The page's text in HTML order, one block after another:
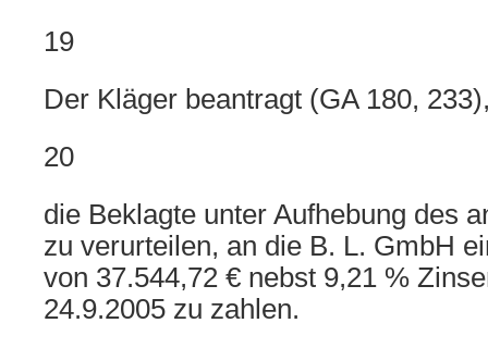
19
Der Kläger beantragt (GA 180,
20
die Beklagte unter Aufhebung des
zu verurteilen, an die B. L. GmbH
von 37.544,72 € nebst 9,21 %
24.9.2005 zu zahlen.